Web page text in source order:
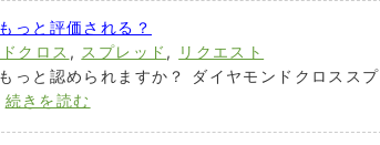
っと評価される？
クロス , スプレッド ,
リクエスト
っと認められますか？ ダイヤモンドクロススプ
続きを読む